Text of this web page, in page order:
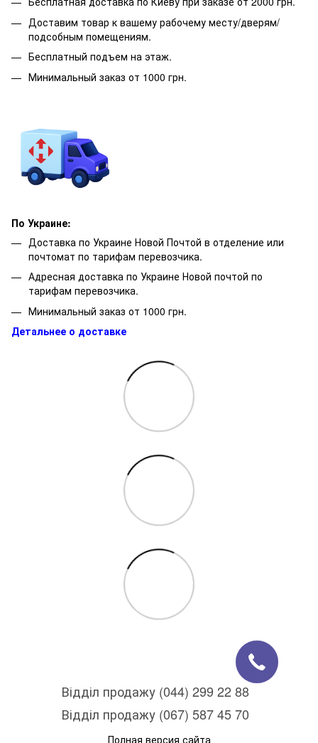
Доставим товар к вашему рабочему месту/дверям/
подсобным помещениям.
Бесплатный подъем на этаж.
Минимальный заказ от 1000 грн.
По Украине:
Доставка по Украине Новой Почтой в отделение или
почтомат по тарифам перевозчика.
Адресная доставка по Украине Новой почтой по
тарифам перевозчика.
Минимальный заказ от 1000 грн.
Детальнее о доставке
Відділ продажу (044) 299 22 88
Відділ продажу (067) 587 45 70
Полная версия сайта